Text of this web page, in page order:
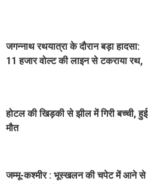
जगन्नाथ रथयात्रा के दौरान बड़ा हादसा:
11 हजार वोल्ट की लाइन से टकराया रथ,
होटल की खिड़की से झील में गिरी बच्ची, हुई
मौत
जम्मू-कश्मीर : भूस्खलन की चपेट में आने से